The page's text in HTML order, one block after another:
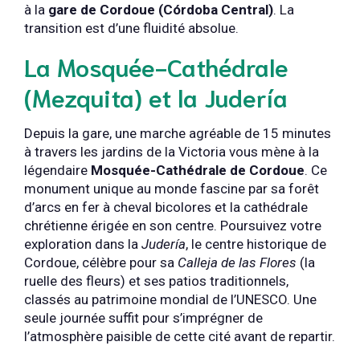
à la gare de Cordoue (Córdoba Central). La
transition est d’une fluidité absolue.
La Mosquée-Cathédrale
(Mezquita) et la Judería
Depuis la gare, une marche agréable de 15 minutes
à travers les jardins de la Victoria vous mène à la
légendaire Mosquée-Cathédrale de Cordoue. Ce
monument unique au monde fascine par sa forêt
d’arcs en fer à cheval bicolores et la cathédrale
chrétienne érigée en son centre. Poursuivez votre
exploration dans la Judería, le centre historique de
Cordoue, célèbre pour sa Calleja de las Flores (la
ruelle des fleurs) et ses patios traditionnels,
classés au patrimoine mondial de l’UNESCO. Une
seule journée suffit pour s’imprégner de
l’atmosphère paisible de cette cité avant de repartir.